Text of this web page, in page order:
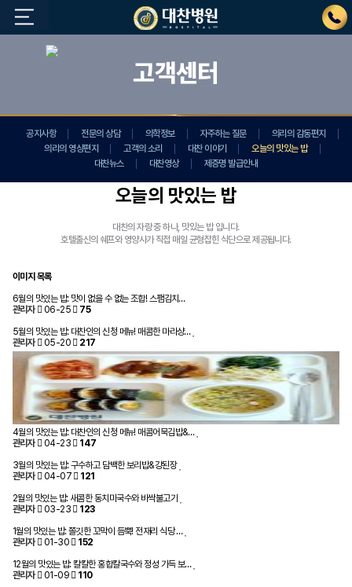
고객센터
공지사항 전문의 상담 의학정보 자주하는 질문
의리의 감동편지
의리의 영상편지
고객의 소리 대찬 이야기
오늘의 맛있는 밥
대찬뉴스
대찬영상 제증명 발급안내
오늘의 맛있는 밥
대찬의 자랑 중 하나, 맛있는 밥 입니다.
호텔출신의 쉐프와 영양사가 직접 매일 균형잡힌 식단으로 제공됩니다.
이미지 목록
6월의 맛있는 밥: 맛이 없을 수 없는 조합! 스팸김치…
관리자
06-25
75
5월의 맛있는 밥: 대찬인의 신청 메뉴! 매콤한 마라샹…
관리자
05-20 217
4월의 맛있는 밥: 대찬인의 신청 메뉴! 매콤어묵김밥&…
관리자
04-23
147
3월의 맛있는 밥: 구수하고 담백한 보리밥&강된장
관리자
04-07
121
2월의 맛있는 밥: 새콤한 동치미국수와 바싹불고기
관리자
03-23
123
1월의 맛있는 밥: 쫄깃한 꼬막이 듬뿍! 전재리 식당 …
관리자
01-30
152
12월의 맛있는 밥: 칼칼한 홍합칼국수와 정성 가득 보…
관리자
01-09
110